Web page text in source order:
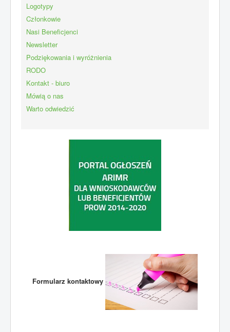
Logotypy
Członkowie
Nasi Beneficjenci
Newsletter
Podziękowania i wyróżnienia
RODO
Kontakt - biuro
Mówią o nas
Warto odwiedzić
Formularz kontaktowy